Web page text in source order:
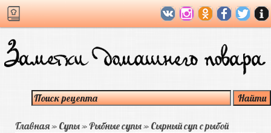
Главная» Супы»Рыбные супы» Сырный суп с рыбой